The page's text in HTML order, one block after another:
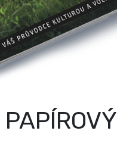
PAPÍROVÝ